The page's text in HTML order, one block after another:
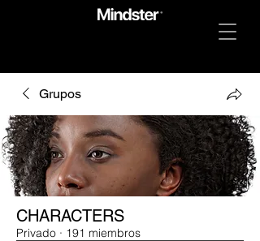
Grupos
CHARACTERS
Privado · 191 miembros